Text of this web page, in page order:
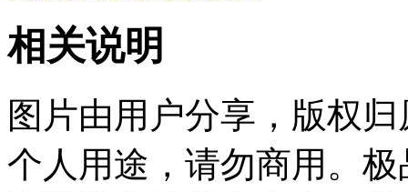
相关说明
图片由用户分享，版权
个人用途，请勿商用。